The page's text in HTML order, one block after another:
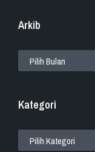
Arkib
Kategori